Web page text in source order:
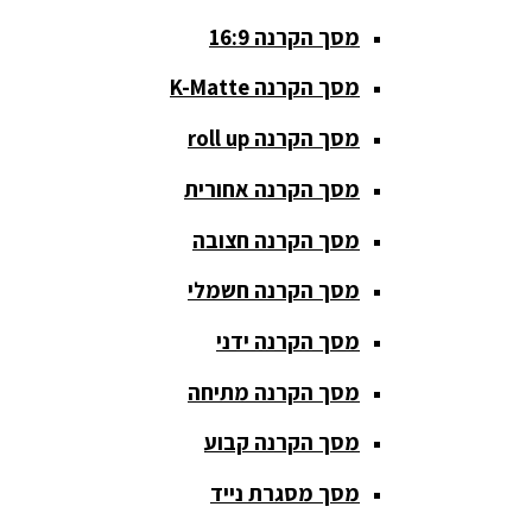
סאבים
וחצובות
ערכת קריוקי
שקטות
מערכות
הגברה
פלטות DJ
קונטרולים
מסך הקרנה 16:9
מסך הקרנה K-Matte
מסך הקרנה roll up
מסך הקרנה אחורית
מסך הקרנה חצובה
מסך הקרנה חשמלי
מסך הקרנה ידני
מסך הקרנה מתיחה
מסך הקרנה קבוע
מסך מסגרת נייד